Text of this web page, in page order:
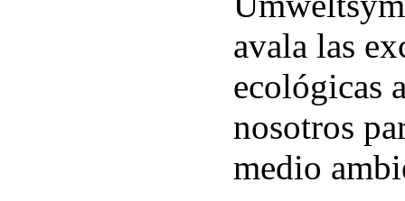
avala las
ecológicas
nosotros
medio